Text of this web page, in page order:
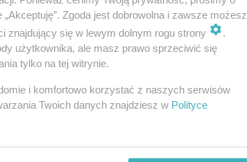
Zgoda jest dobrowolna i zawsze możesz
znajdujący się w lewym dolnym rogu strony
.
użytkownika, ale masz prawo sprzeciwić się
tylko na tej witrynie.
i komfortowo korzystać z naszych serwisów
Twoich danych znajdziesz w Polityce